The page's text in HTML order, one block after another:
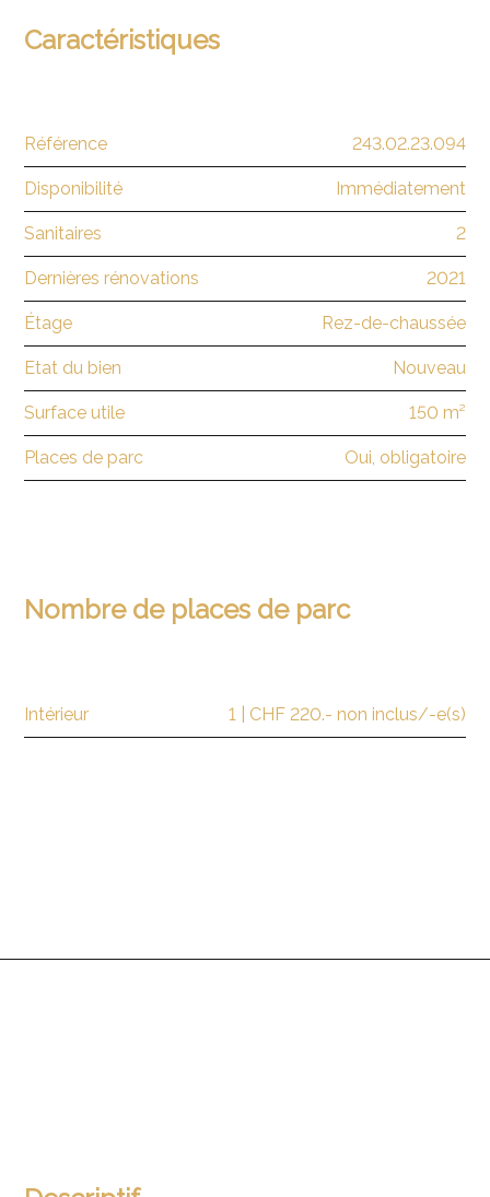
Caractéristiques
Référence 243.02.23.094
Disponibilité Immédiatement
Sanitaires 2
Dernières rénovations 2021
Étage Rez-de-chaussée
Etat du bien Nouveau
Surface utile 150 m²
Places de parc Oui, obligatoire
Nombre de places de parc
Intérieur 1 | CHF 220.- non inclus/-e(s)